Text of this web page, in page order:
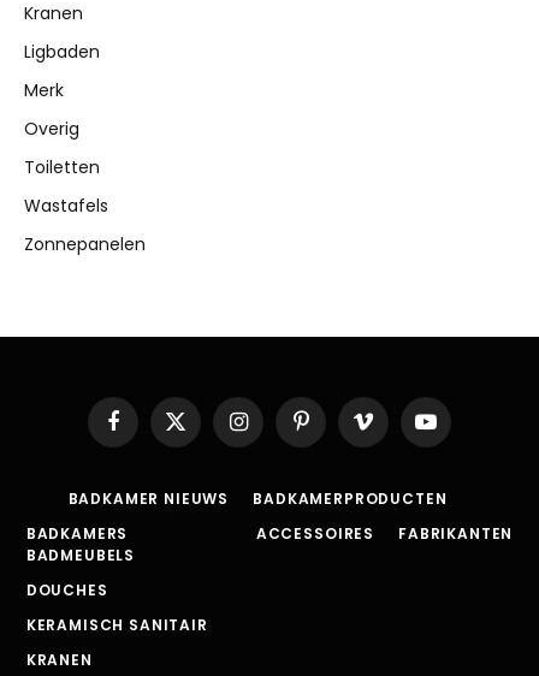
Kranen
Ligbaden
Merk
Overig
Toiletten
Wastafels
Zonnepanelen
Facebook
X
(Twitter)
InstagramPinterestVimeo YouTube
BADKAMER NIEUWS
BADKAMERPRODUCTEN
BADKAMERS
BADMEUBELS
DOUCHES
KERAMISCH SANITAIR
KRANEN
ACCESSOIRES FABRIKANTEN